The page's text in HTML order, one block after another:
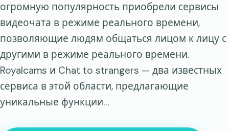
огромную популярность приобрели сервисы
видеочата в режиме реального времени,
позволяющие людям общаться лицом к лицу с
другими в режиме реального времени.
Royalcams и Chat to strangers — два известных
сервиса в этой области, предлагающие
уникальные функции…